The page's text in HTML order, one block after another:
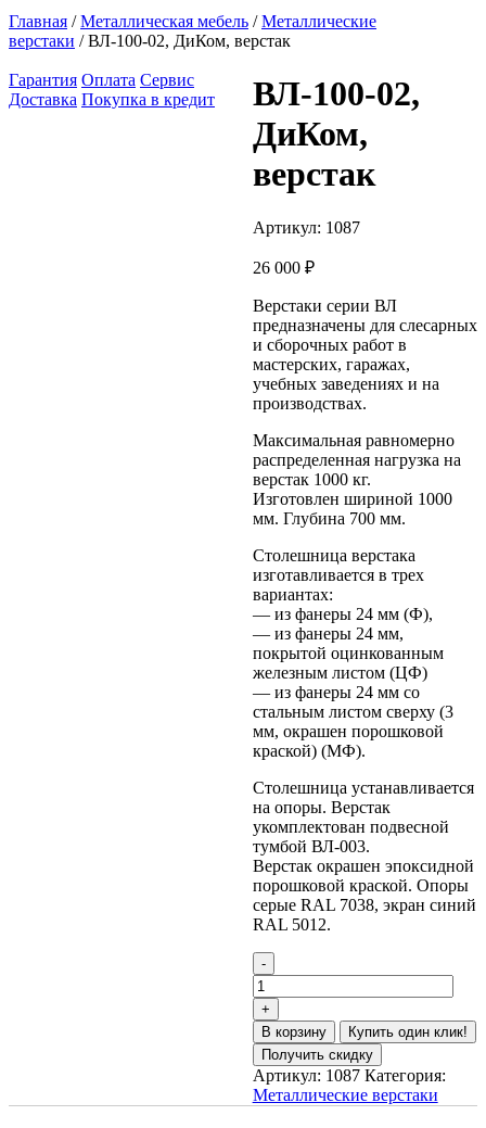
Главная /Металлическая мебель /Металлические
верстаки / ВЛ-100-02, ДиКом, верстак
Гарантия Оплата Сервис
Доставка Покупка в кредит
ВЛ-100-02,
ДиКом,
верстак
Артикул: 1087
26 000 ₽
Верстаки серии ВЛ
предназначены для слесарных
и сборочных работ в
мастерских, гаражах,
учебных заведениях и на
производствах.
Максимальная равномерно
распределенная нагрузка на
верстак 1000 кг.
Изготовлен шириной 1000
мм. Глубина 700 мм.
Столешница верстака
изготавливается в трех
вариантах:
— из фанеры 24 мм (Ф),
— из фанеры 24 мм,
покрытой оцинкованным
железным листом (ЦФ)
— из фанеры 24 мм со
стальным листом сверху (3
мм, окрашен порошковой
краской) (МФ).
Столешница устанавливается
на опоры. Верстак
укомплектован подвесной
тумбой ВЛ-003.
Верстак окрашен эпоксидной
порошковой краской. Опоры
серые RAL 7038, экран синий
RAL 5012.
В корзину
Купить один клик!
Получить скидку
Артикул: 1087 Категория:
Металлические верстаки